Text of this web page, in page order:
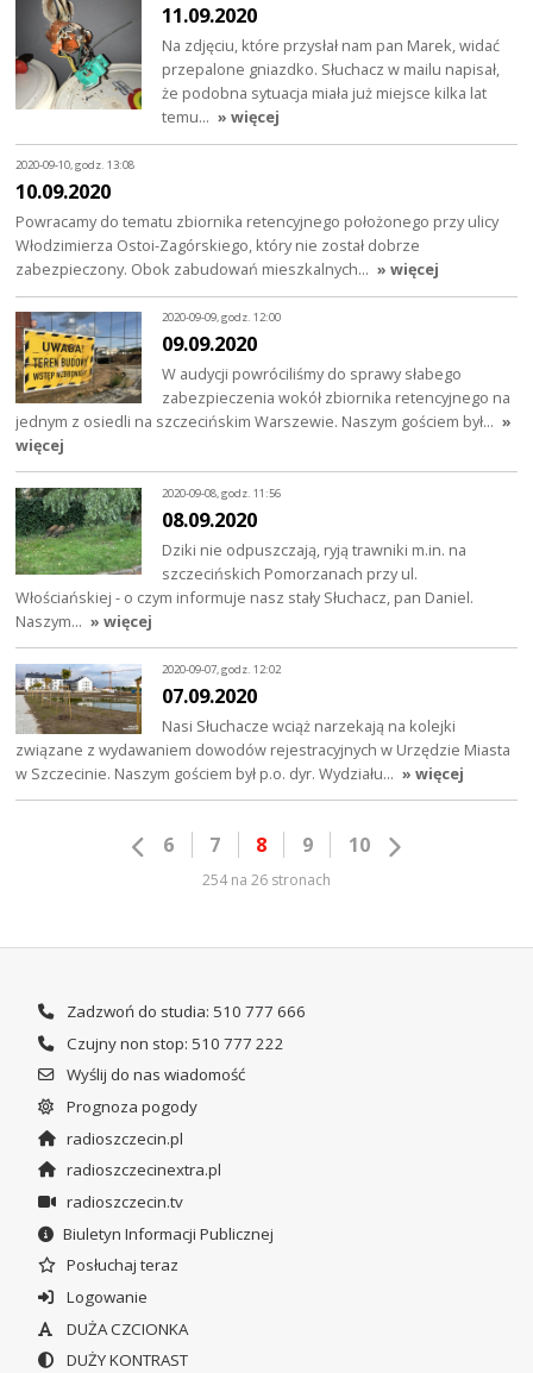
11.09.2020
Na zdjęciu, które przysłał nam pan Marek, widać
przepalone gniazdko. Słuchacz w mailu napisał,
że podobna sytuacja miała już miejsce kilka lat
temu… » więcej
2020-09-10, godz. 13:08
10.09.2020
Powracamy do tematu zbiornika retencyjnego położonego przy ulicy
Włodzimierza Ostoi-Zagórskiego, który nie został dobrze
zabezpieczony. Obok zabudowań mieszkalnych… » więcej
2020-09-09, godz. 12:00
09.09.2020
W audycji powróciliśmy do sprawy słabego
zabezpieczenia wokół zbiornika retencyjnego na
jednym z osiedli na szczecińskim Warszewie. Naszym gościem był… »
więcej
2020-09-08, godz. 11:56
08.09.2020
Dziki nie odpuszczają, ryją trawniki m.in. na
szczecińskich Pomorzanach przy ul.
Włościańskiej - o czym informuje nasz stały Słuchacz, pan Daniel.
Naszym… » więcej
2020-09-07, godz. 12:02
07.09.2020
Nasi Słuchacze wciąż narzekają na kolejki
związane z wydawaniem dowodów rejestracyjnych w Urzędzie Miasta
w Szczecinie. Naszym gościem był p.o. dyr. Wydziału… » więcej
6 7 8 9 10
254 na 26 stronach
Zadzwoń do studia: 510 777 666
Czujny non stop: 510 777 222
Wyślij do nas wiadomość
Prognoza pogody
radioszczecin.pl
radioszczecinextra.pl
radioszczecin.tv
Biuletyn Informacji Publicznej
Posłuchaj teraz
Logowanie
DUŻA CZCIONKA
DUŻY KONTRAST